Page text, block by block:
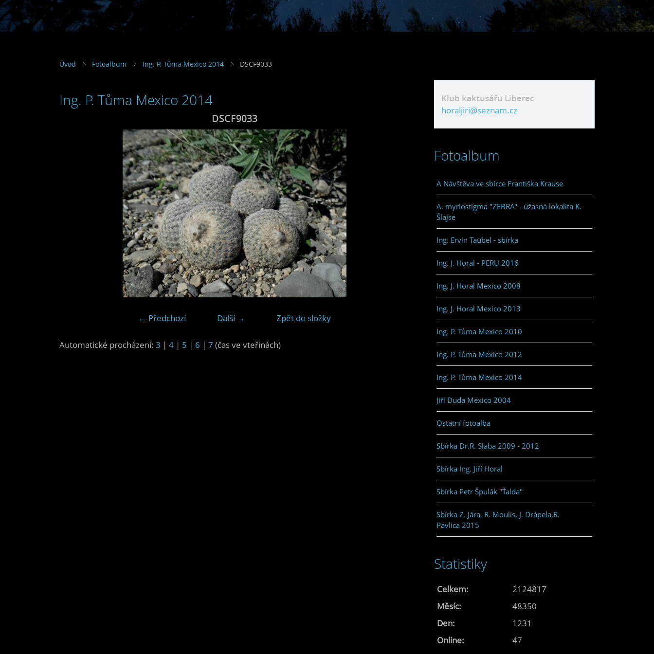
Úvod Fotoalbum Ing. P. Tůma Mexico 2014 DSCF9033
Ing. P. Tůma Mexico 2014
DSCF9033
← Předchozí Další → Zpět do složky
Automatické procházení: 3 | 4 | 5 | 6 | 7 (čas ve vteřinách)
Klub kaktusářu Liberec
horaljiri@seznam.cz
Fotoalbum
A Návštěva ve sbírce Františka Krause
A. myriostigma "ZEBRA" - úžasná lokalita K.
Šlajse
Ing. Ervín Taübel - sbírka
Ing. J. Horal - PERU 2016
Ing. J. Horal Mexico 2008
Ing. J. Horal Mexico 2013
Ing. P. Tůma Mexico 2010
Ing. P. Tůma Mexico 2012
Ing. P. Tůma Mexico 2014
Jiří Duda Mexico 2004
Ostatní fotoalba
Sbírka Dr.R. Slaba 2009 - 2012
Sbírka Ing. Jiří Horal
Sbírka Petr Špulák "Ťalda"
Sbírka Z. Jára, R. Moulis, J. Drápela,R.
Pavlica 2015
Statistiky
Online: 47
Celkem:
2124817
Měsíc:
48350
Den:
1231